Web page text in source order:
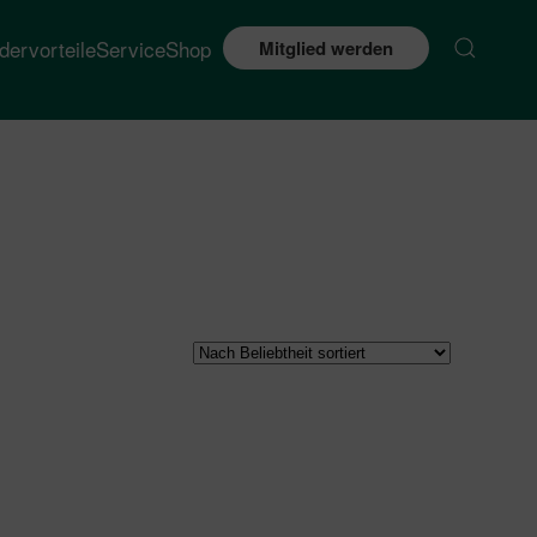
ServiceShop Mitglied werden